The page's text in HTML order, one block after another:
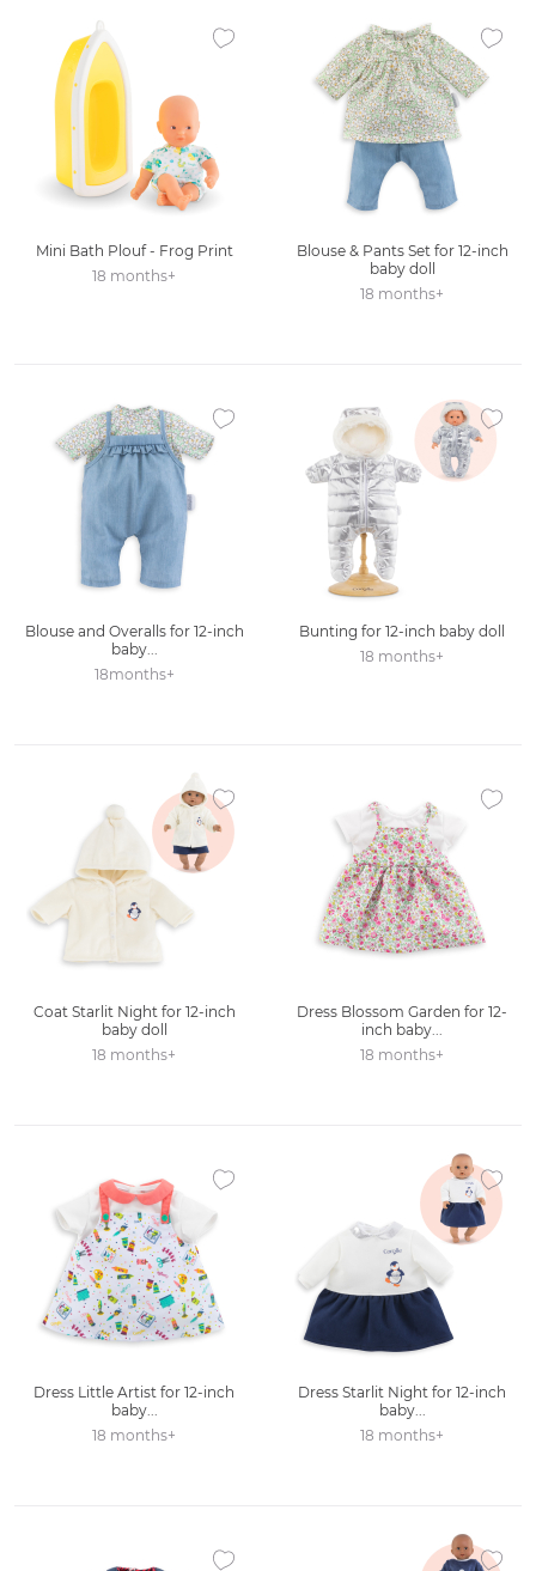
Mini Bath Plouf - Frog Print
18 months+
Ajouter à la liste des favoris
Blouse & Pants Set for 12-inch
baby doll
18 months+
Blouse and Overalls for 12-inch
baby...
18months+
Ajouter à la liste des favoris
Bunting for 12-inch baby doll
18 months+
Coat Starlit Night for 12-inch
baby doll
18 months+
Ajouter à la liste des favoris
Dress Blossom Garden for 12-
inch baby...
18 months+
Dress Little Artist for 12-inch
baby...
18 months+
Ajouter à la liste des favoris
Dress Starlit Night for 12-inch
baby...
18 months+
Ajouter à la liste des favoris